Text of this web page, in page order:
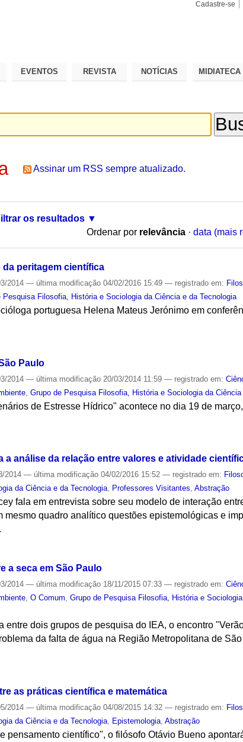
Cadastre-se
EVENTOS REVISTA NOTÍCIAS MIDIATECA
Assinar um RSS sempre atualizado.
os resultados
Ordenar por relevância · data (mais
peritagem científica
2014— última modificação 04/02/2016 15:49— registrado em:
Pesquisa Filosofia, História e Sociologia da Ciência e da Tecnologia
portuguesa Helena Mateus Jerónimo em
Paulo
2014— última modificação 20/03/2014 11:59— registrado em:
,Grupo de Pesquisa Filosofia, História e Sociologia da
de Estresse Hídrico" acontece no dia 19 de
a análise da relação entre valores e atividade
2014— última modificação 04/02/2016 15:52— registrado em:
da Ciência e da Tecnologia, Professores Visitantes,Abstração
fala em entrevista sobre seu modelo de interação
mesmo quadro analítico questões epistemológicas e
a seca em São Paulo
2014— última modificação 18/11/2015 07:33— registrado em:
,O Comum,Grupo de Pesquisa Filosofia, História e
entre dois grupos de pesquisa do IEA, o encontro
da falta de água na Região Metropolitana de
as práticas científica e matemática
2014— última modificação 04/08/2015 14:32— registrado em:
da Ciência e da Tecnologia
Epistemologia ,Abstração
pensamento científico", o filósofo Otávio Bueno